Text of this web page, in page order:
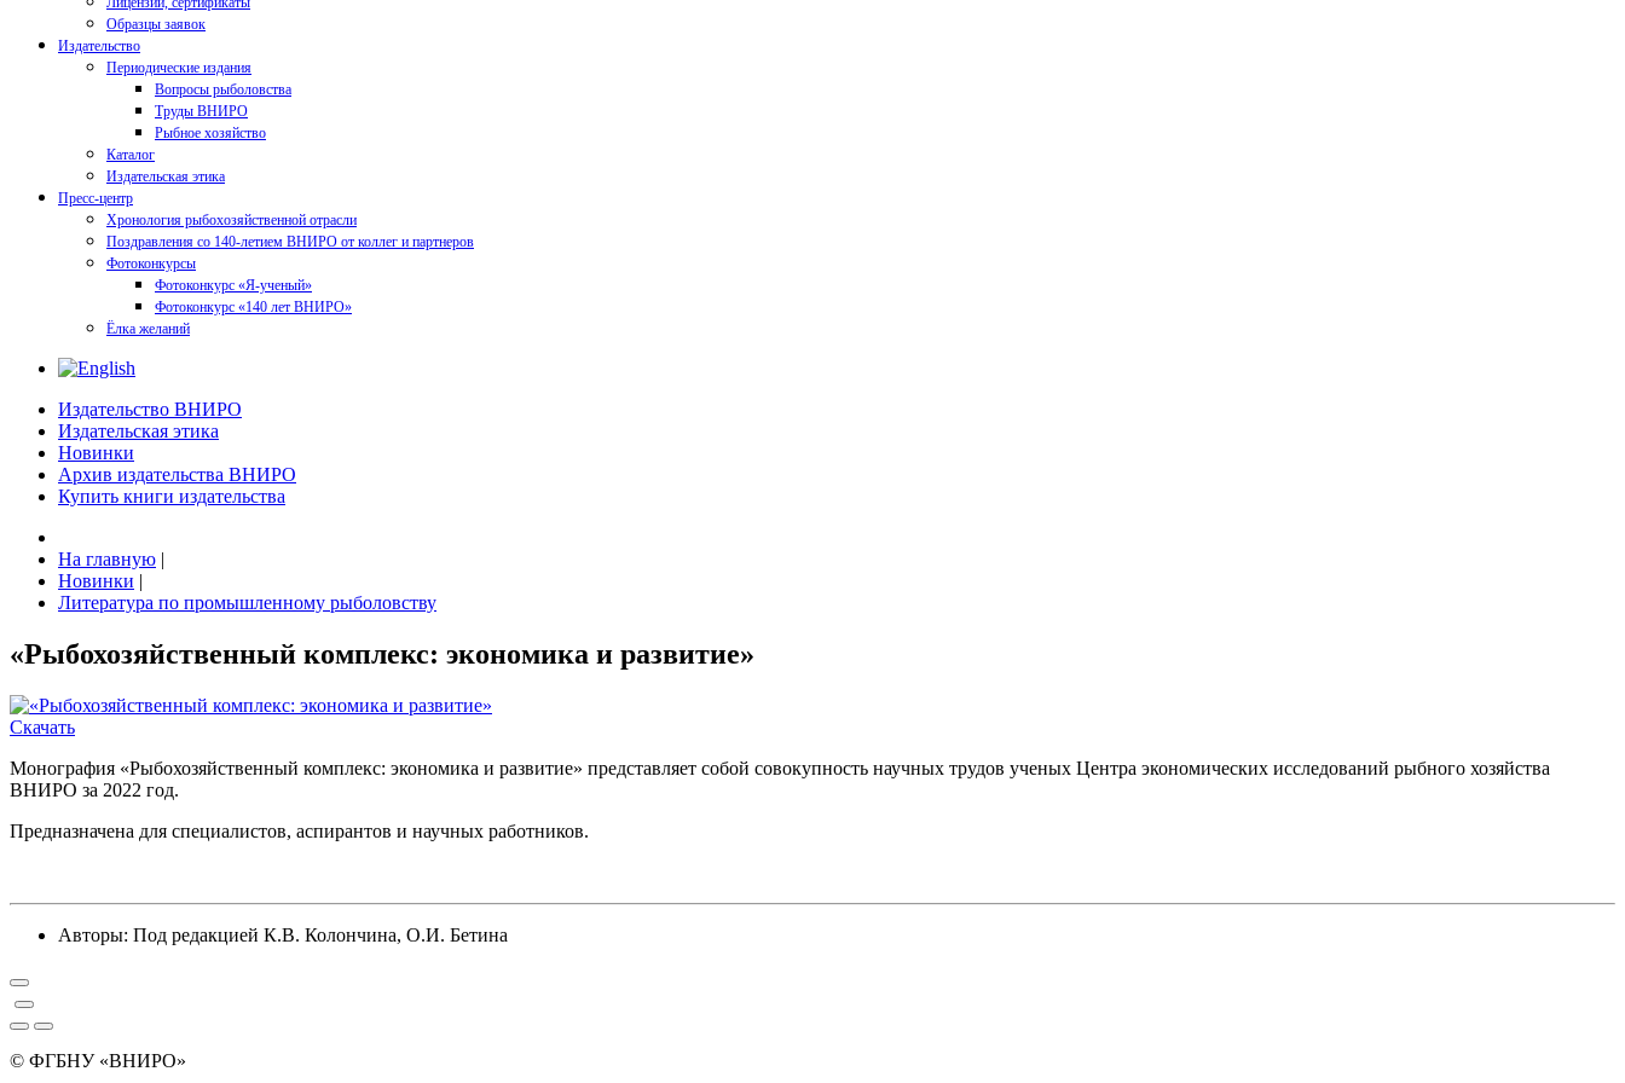
Образцы заявок
Издательство
Периодические издания
Вопросы рыболовства
Труды ВНИРО
Рыбное хозяйство
Каталог
Издательская этика
Пресс-центр
Хронология рыбохозяйственной отрасли
Поздравления со 140-летием ВНИРО от коллег и партнеров
Фотоконкурсы
Фотоконкурс «Я-ученый»
Фотоконкурс «140 лет ВНИРО»
Ёлка желаний
Издательство ВНИРО
Издательская этика
Новинки
Архив издательства ВНИРО
Купить книги издательства
На главную |
Новинки |
Литература по промышленному рыболовству
«Рыбохозяйственный комплекс: экономика и развитие»
Скачать
Монография «Рыбохозяйственный комплекс: экономика и развитие» представляет собой совокупность научных трудов ученых Центра экономических исследований рыбного хозяйства
ВНИРО за 2022 год.
Предназначена для специалистов, аспирантов и научных работников.
Авторы: Под редакцией К.В. Колончина, О.И. Бетина
© ФГБНУ «ВНИРО»